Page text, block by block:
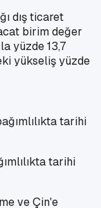
dış ticaret
birim değer
yüzde 13,7
yükseliş yüzde
tarihi
ve Çin'e